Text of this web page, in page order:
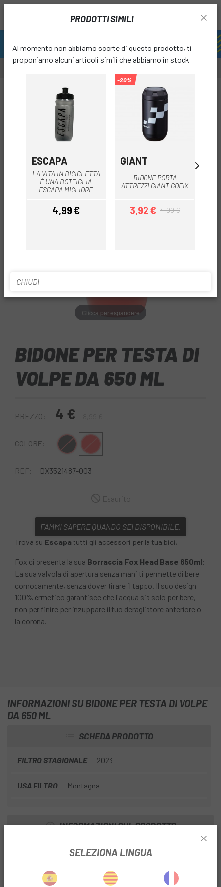
Clicca per espandere
BIDONE PER TESTA DI
VOLPE DA 650 ML
PREZZO: 4 €
COLORE: Nero
REF: DX3521487-003
FAMMI SAPERE QUANDO SEI DISPONIBILE.
PRODOTTI SIMILI
Al momento non abbiamo scorte di questo prodotto, ti
proponiamo alcuni articoli simili che abbiamo in stock
ESCAPA
LA VITA IN BICICLETTA
È UNA BOTTIGLIA
ESCAPA MIGLIORE
Prezzo
4,99 €
-20%
GIANT
BIDONE PORTA
ATTREZZI GIANT GOFIX
Prezzo
3,92 €Prezzo base
4,90 €
CHIUDI
Trova su Escapa tutti gli accessori per la tua bici,
Fox ci presenta la sua Borraccia Fox Head Base 650ml:
La sua valvola di apertura senza mani ti permette di bere
comodamente, senza dover tirare il tappo. Il suo design
100% ermetico garantisce che l'acqua sia solo per bere,
non per finire per inzuppare il tuo deragliatore anteriore o
la corona.
INFORMAZIONI SU BIDONE PER TESTA DI VOLPE
DA 650 ML
SCHEDA PRODOTTO
FILTRO STAGIONALE 2023
USA FILTRO Montagna
INFORMAZIONI SUL PRODOTTO
Semplice valvola di apertura senza mani
ermeticamente per trasportare o mescolare bevande
SELEZIONA LINGUA